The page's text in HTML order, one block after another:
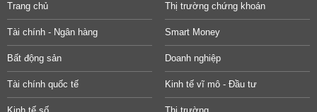
Trang chủ Thị trường chứng khoán
Tài chính - Ngân hàng Smart Money
Bất động sản Doanh nghiệp
Tài chính quốc tế Kinh tế vĩ mô - Đầu tư